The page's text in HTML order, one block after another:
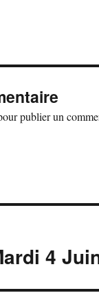
publier un
4